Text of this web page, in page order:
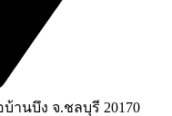
านบึง จ.ชลบุรี 20170